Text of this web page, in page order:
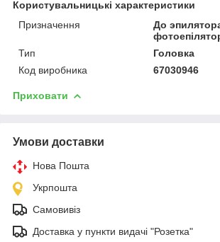
Користувальницькі характеристики
Призначення
До
Тип
Головка
Код виробника
67030946
Приховати
Умови доставки
Нова Пошта
Укрпошта
Самовивіз
Доставка у пункти видачі "Розетка"